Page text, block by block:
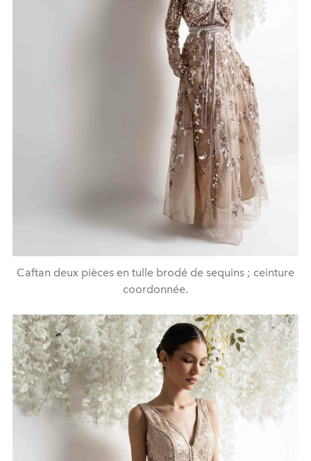
Caftan deux pièces en tulle brodé de sequins ; ceinture
coordonnée.